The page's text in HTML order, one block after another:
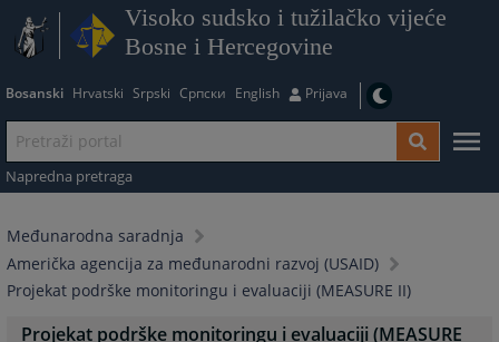
Visoko sudsko i tužilačko vijeće
Bosne i Hercegovine
Bosanski Hrvatski Srpski Српски English Prijava
Napredna pretraga
Međunarodna saradnja
Američka agencija za međunarodni razvoj (USAID)
Projekat podrške monitoringu i evaluaciji (MEASURE II)
Projekat podrške monitoringu i evaluaciji (MEASURE